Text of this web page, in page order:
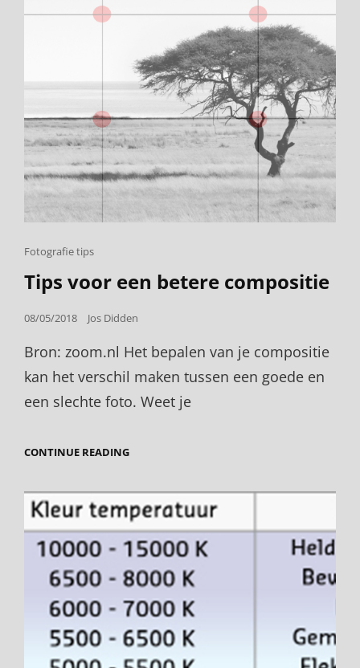
Cat
Links
Fotografie tips
Tips voor een betere compositie
Posted
08/05/2018 Jos Didden
Bron: zoom.nl Het bepalen van je compositie
kan het verschil maken tussen een goede en
een slechte foto. Weet je
CONTINUE READINGTIPS
BETERE
COMPOSITIE